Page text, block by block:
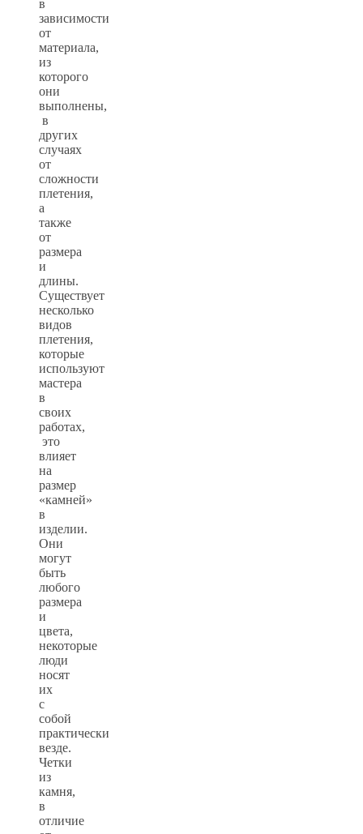
в
зависимости
от
материала,
из
которого
они
выполнены,
в
других
случаях
от
сложности
плетения,
а
также
от
размера
и
длины.
Существует
несколько
видов
плетения,
которые
используют
мастера
в
своих
работах,
это
влияет
на
размер
«камней»
в
изделии.
Они
могут
быть
любого
размера
и
цвета,
некоторые
люди
носят
их
с
собой
практически
везде.
Четки
из
камня,
в
отличие